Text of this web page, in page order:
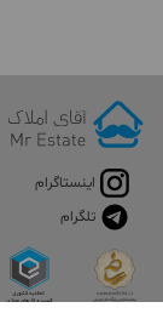
اینستاگرام
تلگرام